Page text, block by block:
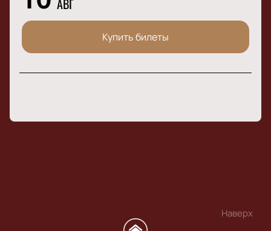
АВГ
Купить билеты
Наверх